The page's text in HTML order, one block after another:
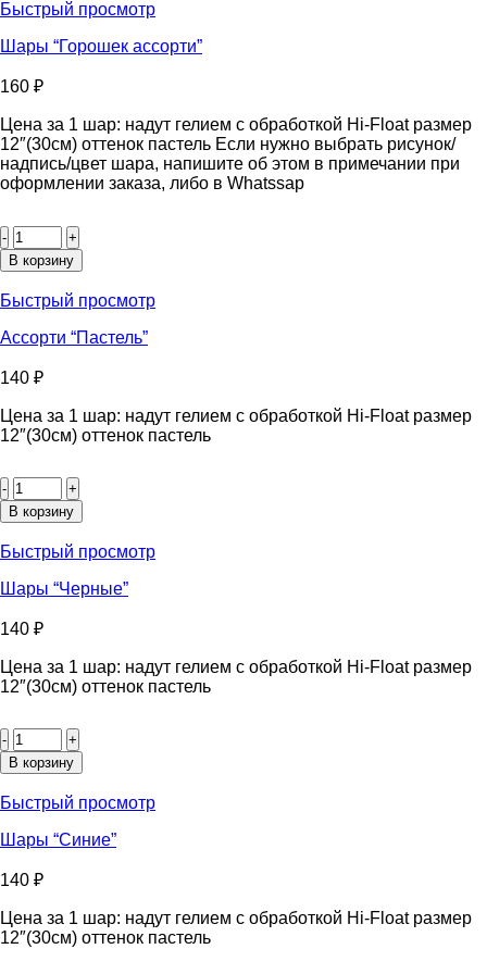
хром”
Быстрый просмотр
Шары “Горошек ассорти”
160 ₽
Цена за 1 шар: надут гелием с обработкой Hi-Float размер
12″(30см) оттенок пастель Если нужно выбрать рисунок/
надпись/цвет шара, напишите об этом в примечании при
оформлении заказа, либо в Whatssap
товара
Шары
“Горошек
ассорти”
В корзину
Быстрый просмотр
Ассорти “Пастель”
140 ₽
Цена за 1 шар: надут гелием с обработкой Hi-Float размер
12″(30см) оттенок пастель
товара
Ассорти
В корзину
Быстрый просмотр
Шары “Черные”
140 ₽
Цена за 1 шар: надут гелием с обработкой Hi-Float размер
12″(30см) оттенок пастель
товара
Шары
В корзину
Быстрый просмотр
Шары “Синие”
140 ₽
Цена за 1 шар: надут гелием с обработкой Hi-Float размер
12″(30см) оттенок пастель